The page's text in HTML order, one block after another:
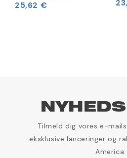
25,62 €
Tilmeld dig vores e-
eksklusive lanceringer og
America.